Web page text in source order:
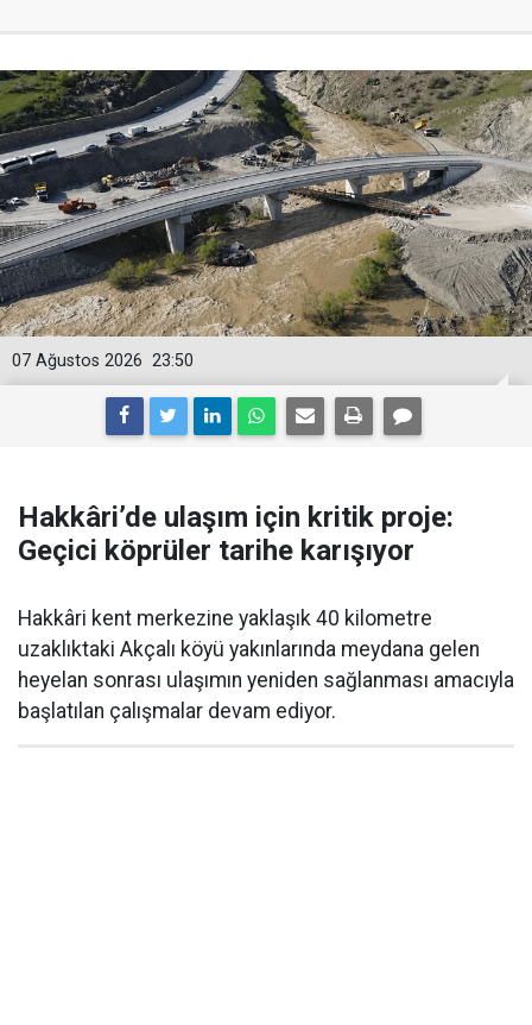
23:50
07 Ağustos 2026
Hakkâri’de ulaşım için kritik proje:
Geçici köprüler tarihe karışıyor
Hakkâri kent merkezine yaklaşık 40 kilometre
uzaklıktaki Akçalı köyü yakınlarında meydana gelen
heyelan sonrası ulaşımın yeniden sağlanması amacıyla
başlatılan çalışmalar devam ediyor.